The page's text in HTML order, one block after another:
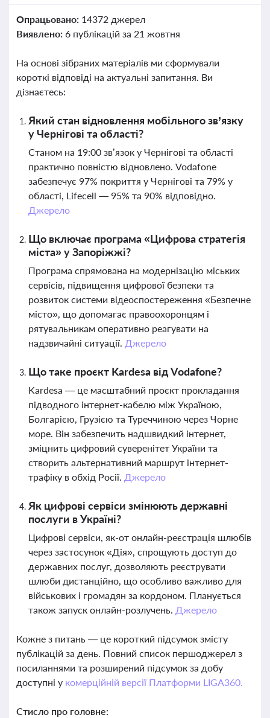
Опрацьовано: 14372 джерел
Виявлено: 6 публікацій за 21 жовтня
На основі зібраних матеріалів ми сформували
короткі відповіді на актуальні запитання. Ви
дізнаєтесь:
Який стан відновлення мобільного зв’язку
у Чернігові та області?
Станом на 19:00 зв’язок у Чернігові та області
практично повністю відновлено. Vodafone
забезпечує 97% покриття у Чернігові та 79% у
області, Lifecell — 95% та 90% відповідно.
Джерело
Що включає програма «Цифрова стратегія
міста» у Запоріжжі?
Програма спрямована на модернізацію міських
сервісів, підвищення цифрової безпеки та
розвиток системи відеоспостереження «Безпечне
місто», що допомагає правоохоронцям і
рятувальникам оперативно реагувати на
надзвичайні ситуації. Джерело
Що таке проєкт Kardesa від Vodafone?
Kardesa — це масштабний проєкт прокладання
підводного інтернет-кабелю між Україною,
Болгарією, Грузією та Туреччиною через Чорне
море. Він забезпечить надшвидкий інтернет,
зміцнить цифровий суверенітет України та
створить альтернативний маршрут інтернет-
трафіку в обхід Росії. Джерело
Як цифрові сервіси змінюють державні
послуги в Україні?
Цифрові сервіси, як-от онлайн-реєстрація шлюбів
через застосунок «Дія», спрощують доступ до
державних послуг, дозволяють реєструвати
шлюби дистанційно, що особливо важливо для
військових і громадян за кордоном. Планується
також запуск онлайн-розлучень. Джерело
Кожне з питань — це короткий підсумок змісту
публікацій за день. Повний список першоджерел з
посиланнями та розширений підсумок за добу
доступні у комерційній версії Платформи LIGA360.
Стисло про головне: